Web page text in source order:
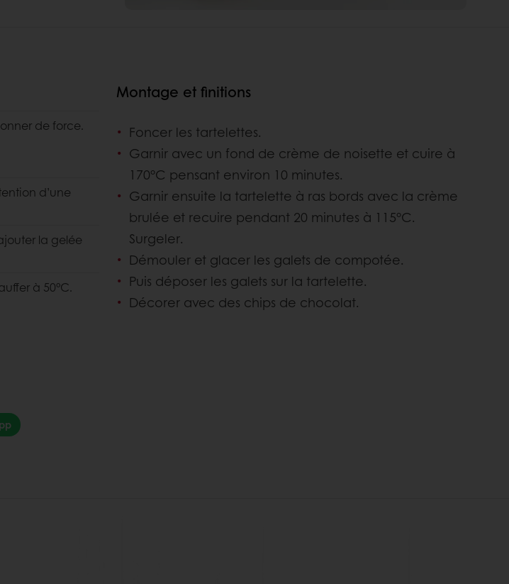
de force.
d’une
la gelée
à 50°C.
Montage et finitions
Foncer les tartelettes.
Garnir avec un fond de crème de noisette et cuire à
170°C pensant environ 10 minutes.
Garnir ensuite la tartelette à ras bords avec la crème
brulée et recuire pendant 20 minutes à 115°C.
Surgeler.
Démouler et glacer les galets de compotée.
Puis déposer les galets sur la tartelette.
Décorer avec des chips de chocolat.